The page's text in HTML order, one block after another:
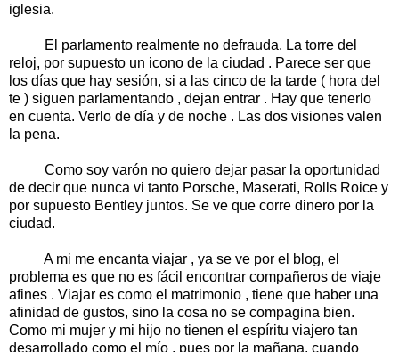
iglesia.
El parlamento realmente no defrauda. La torre del
reloj, por supuesto un icono de la ciudad . Parece ser que
los días que hay sesión, si a las cinco de la tarde ( hora del
te ) siguen parlamentando , dejan entrar . Hay que tenerlo
en cuenta. Verlo de día y de noche . Las dos visiones valen
la pena.
Como soy varón no quiero dejar pasar la oportunidad
de decir que nunca vi tanto Porsche, Maserati, Rolls Roice y
por supuesto Bentley juntos. Se ve que corre dinero por la
ciudad.
A mi me encanta viajar , ya se ve por el blog, el
problema es que no es fácil encontrar compañeros de viaje
afines . Viajar es como el matrimonio , tiene que haber una
afinidad de gustos, sino la cosa no se compagina bien.
Como mi mujer y mi hijo no tienen el espíritu viajero tan
desarrollado como el mío , pues por la mañana, cuando